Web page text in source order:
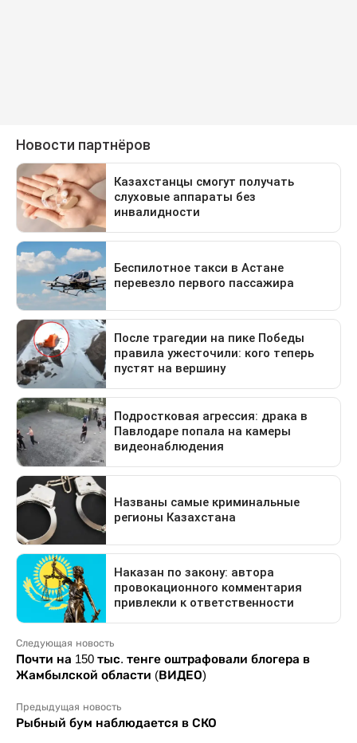
Следующая новость
Почти на 150 тыс. тенге оштрафовали блогера в
Жамбылской области (ВИДЕО)
Предыдущая новость
Рыбный бум наблюдается в СКО